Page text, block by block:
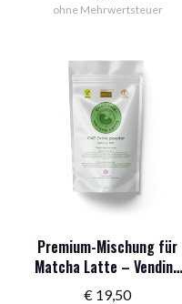
ohne Mehrwertsteuer
Premium-Mischung für
Matcha Latte – Vending
– Vegan 500 g
€ 19,50